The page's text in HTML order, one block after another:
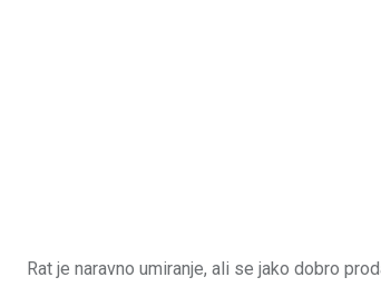
Rat je naravno umiranje, ali se jako dobro